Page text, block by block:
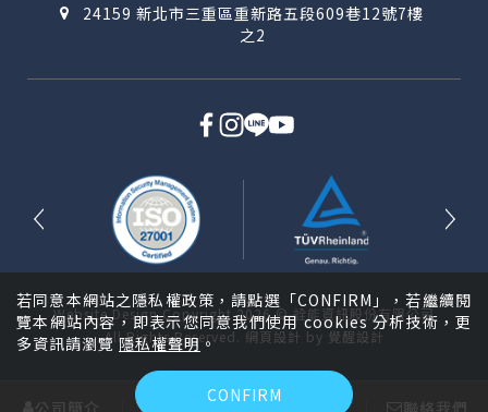
24159 新北市三重區重新路五段609巷12號7樓
之2
Website DesignCopyright 2026 © 詮能資訊股份有限公司
All Rights Reserved. 網頁設計 by 覺醒設計
若同意本網站之隱私權政策，請點選「CONFIRM」，若繼續閱
覽本網站內容，即表示您同意我們使用 cookies 分析技術，更
多資訊請瀏覽隱私權聲明。
CONFIRM